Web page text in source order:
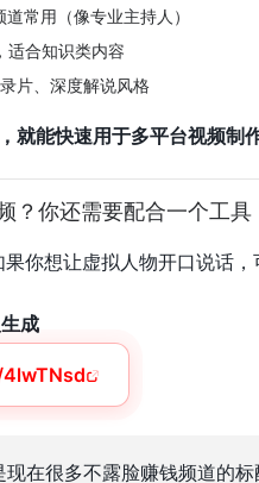
常用（像专业主持人）
适合知识类内容
片、深度解说风格
就能快速用于多平台视频制作
？你还需要配合一个工具
你想让虚拟人物开口说话，
成
在很多不露脸赚钱频道的标